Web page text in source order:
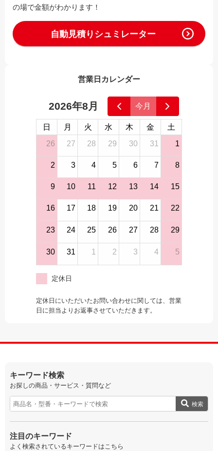
の場で金額がわかります！
自動見積りシュミレーター
営業日カレンダー
2026年8月 今月
日 月 火 水 木 金
土
26
27 28 29 30 31 1
2 3 4 5 6 7 8
9 10 11 12 13 14 15
16 17 18 19 20 21 22
23 24 25 26 27 28 29
30 31 1 2 3 4 5
定休日
定休日にいただいたお問い合わせに関しては、営業
日に担当よりお返事させていただきます。
キーワード検索
お探しの商品・サービス・質問など
検索
注目のキーワード
よく検索されているキーワードはこちら